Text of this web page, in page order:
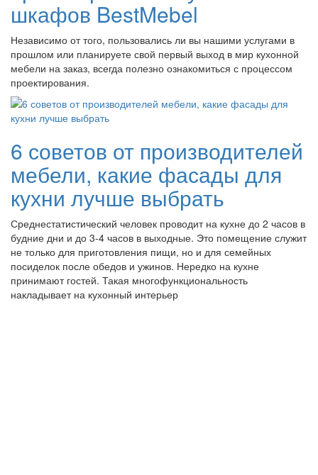
шкафов BestMebel
Независимо от того, пользовались ли вы нашими услугами в
прошлом или планируете свой первый выход в мир кухонной
мебели на заказ, всегда полезно ознакомиться с процессом
проектирования.
6 советов от производителей
мебели, какие фасады для
кухни лучше выбрать
Среднестатистический человек проводит на кухне до 2 часов в
будние дни и до 3-4 часов в выходные. Это помещение служит
не только для приготовления пищи, но и для семейных
посиделок после обедов и ужинов. Нередко на кухне
принимают гостей. Такая многофункциональность
накладывает на кухонный интерьер